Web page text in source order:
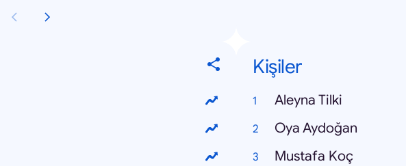
Kişiler
Aleyna Tilki
Oya Aydoğan
Mustafa Koç